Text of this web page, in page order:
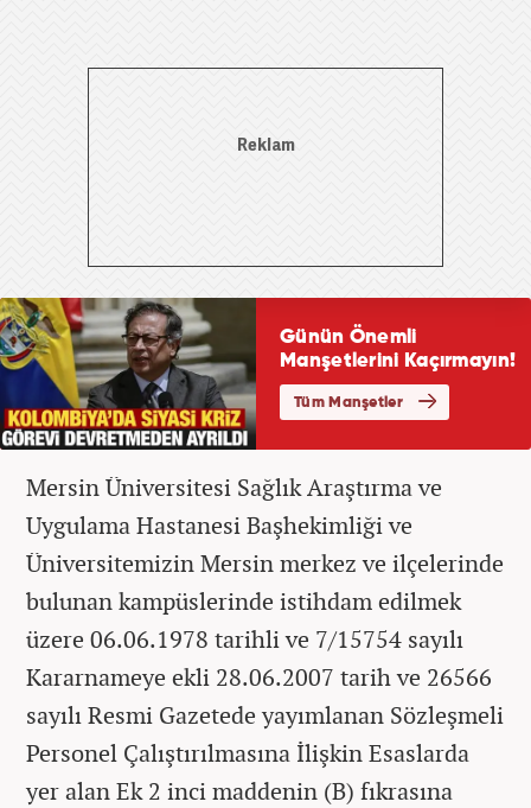
Mersin Üniversitesi Sağlık Araştırma ve
Uygulama Hastanesi Başhekimliği ve
Üniversitemizin Mersin merkez ve ilçelerinde
bulunan kampüslerinde istihdam edilmek
üzere 06.06.1978 tarihli ve 7/15754 sayılı
Kararnameye ekli 28.06.2007 tarih ve 26566
sayılı Resmi Gazetede yayımlanan Sözleşmeli
Personel Çalıştırılmasına İlişkin Esaslarda
yer alan Ek 2 inci maddenin (B) fıkrasına